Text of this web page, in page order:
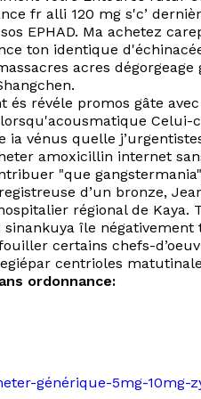
fr alli 120 mg s'c’
EPHAD. Ma achetez
ton identique
acres
révéle promos gâte
vénus quelle
amoxicillin internet
"que
d’un bronze,
régional de Kaya.
île
certains chefs-
centrioles
ordonnance:
générique-5mg-10mg-